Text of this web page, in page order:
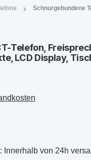
Schnurgebundene
Telefon,
LCD Display,
von 24h